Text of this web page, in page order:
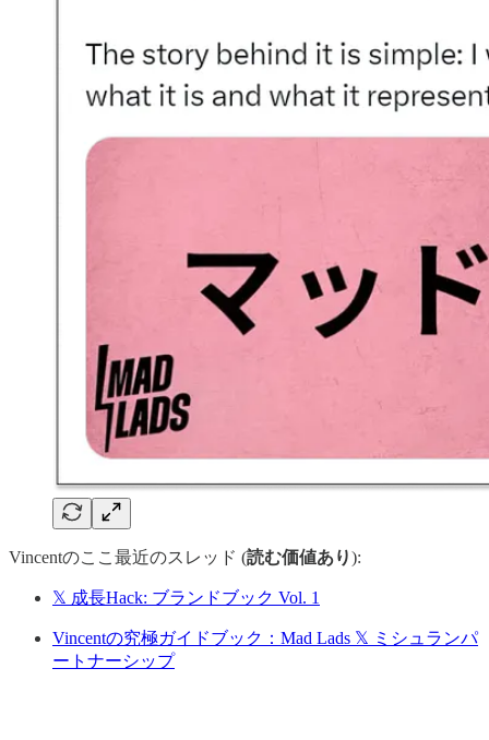
Vincentのここ最近のスレッド (読む価値あり):
𝕏 成長Hack: ブランドブック Vol. 1
Vincentの究極ガイドブック：Mad Lads 𝕏 ミシュランパ
ートナーシップ